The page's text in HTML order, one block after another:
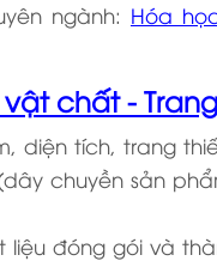
ngành: Hóa
chất -
diện tích, trang
chuyền sản
liệu đóng gói và